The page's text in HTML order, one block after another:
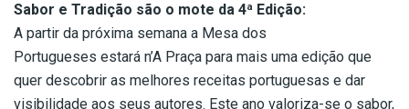
Sabor e Tradição são o mote da 4ª Edição:
A partir da próxima semana a Mesa dos
Portugueses estará n’A Praça para mais uma edição que
quer descobrir as melhores receitas portuguesas e dar
visibilidade aos seus autores. Este ano valoriza-se o sabor,